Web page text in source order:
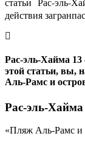
действия
Рас-эль-Хайма 13
этой статьи, вы,
Аль-Рамс и
Рас-эль-Хайма
«Пляж Аль-Рамс и